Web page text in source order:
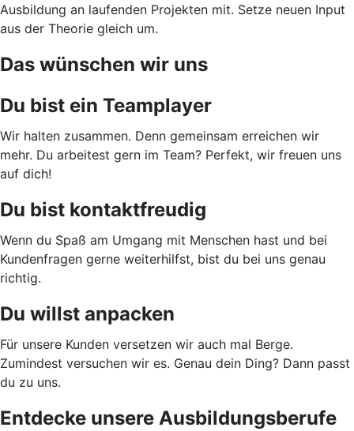
Ausbildung an laufenden Projekten mit. Setze neuen Input
aus der Theorie gleich um.
Das wünschen wir uns
Du bist ein Teamplayer
Wir halten zusammen. Denn gemeinsam erreichen wir
mehr. Du arbeitest gern im Team? Perfekt, wir freuen uns
auf dich!
Du bist kontaktfreudig
Wenn du Spaß am Umgang mit Menschen hast und bei
Kundenfragen gerne weiterhilfst, bist du bei uns genau
richtig.
Du willst anpacken
Für unsere Kunden versetzen wir auch mal Berge.
Zumindest versuchen wir es. Genau dein Ding? Dann passt
du zu uns.
Entdecke unsere Ausbildungsberufe